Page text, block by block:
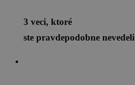
3 veci, ktoré
ste pravdepodobne nevedeli